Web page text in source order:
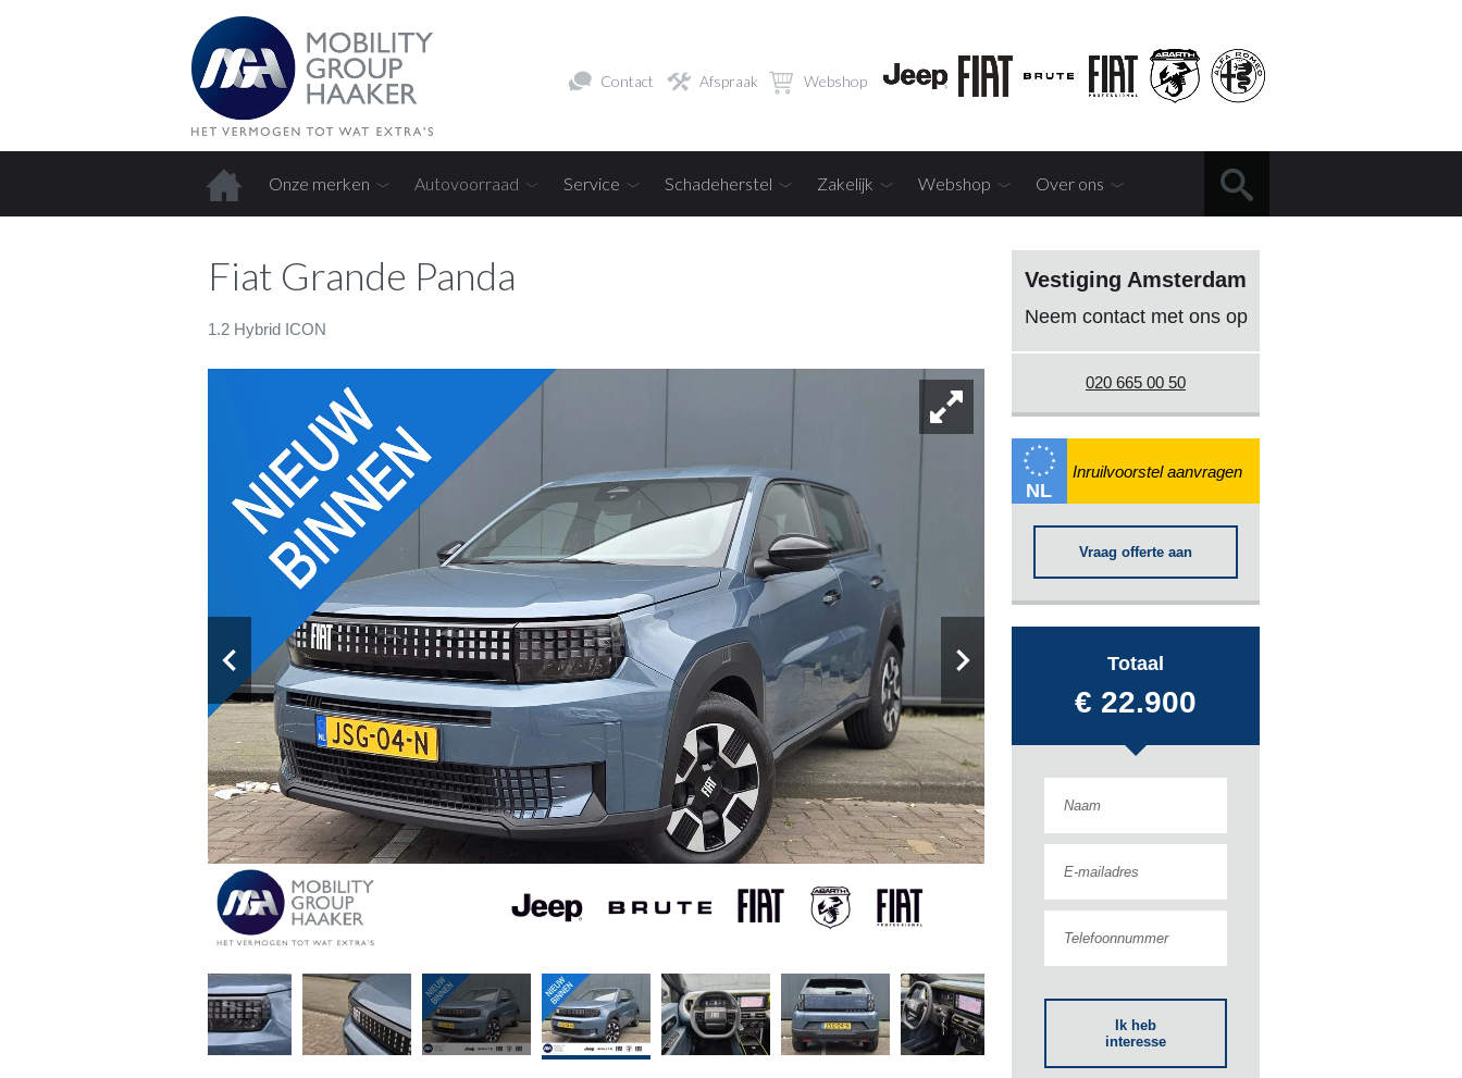
Contact Afspraak Webshop
Onze merken Autovoorraad Service Schadeherstel Zakelijk Webshop Over ons
Fiat Grande Panda
1.2 Hybrid ICON
Vestiging Amsterdam
Neem contact met ons op
020 665 00 50
NL
Vraag offerte aan
Totaal
€ 22.900
Ik heb
interesse